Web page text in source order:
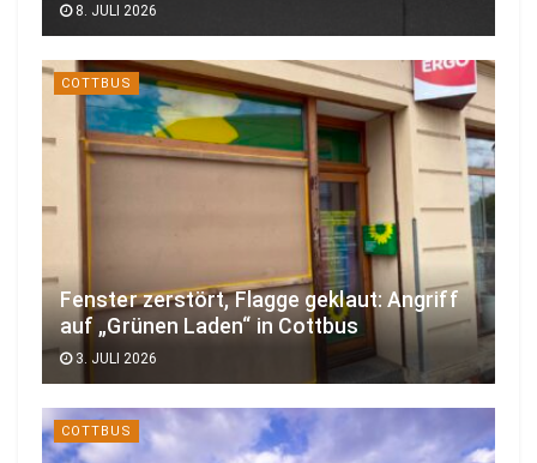
8. JULI 2026
COTTBUS
Fenster zerstört, Flagge geklaut: Angriff
auf „Grünen Laden“ in Cottbus
3. JULI 2026
COTTBUS